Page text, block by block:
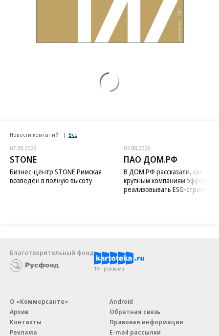
Новости компаний Все
07.08.2026
STONE
Бизнес-центр STONE Римская
возведен в полную высоту
07.08.2026
ПАО ДОМ.РФ
В ДОМ.РФ рассказали, как
крупным компаниям
реализовывать ESG-стратегию
Благотворительный фонд
18+ реклама
О «Коммерсанте»
Архив
Контакты
Реклама
Android
Обратная связь
Правовая информация
E-mail рассылки